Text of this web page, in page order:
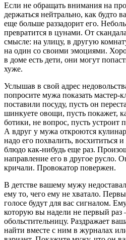
Если не обращать внимания на
держаться нейтрально, как будто
еще больше раззадорит его.
превратится в цунами. От
смысле: на улицу, в другую
на один со своими эмоциями.
в доме есть дети, они могут
хуже.
Услышав в свой адрес
попросите мужа показать мастер-
поставили посуду, пусть он
шинкуете овощи, пусть покажет,
ботики, не вопрос, пусть устроит
А вдруг у мужа откроются
надо его похвалить, восхититься
блюдо как-нибудь еще раз.
направление его в другое русло.
кричали. Провокатор повержен.
В детстве вашему мужу
ему то, чего ему не хватало.
голосе будут для вас сигналом.
которую вы надели не первый раз
обольстительницу. Раздражает
найти вместе с ним в журналах